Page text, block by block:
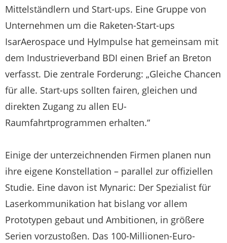
Mittelständlern und Start-ups. Eine Gruppe von
Unternehmen um die Raketen-Start-ups
IsarAerospace und HyImpulse hat gemeinsam mit
dem Industrieverband BDI einen Brief an Breton
verfasst. Die zentrale Forderung: „Gleiche Chancen
für alle. Start-ups sollten fairen, gleichen und
direkten Zugang zu allen EU-
Raumfahrtprogrammen erhalten.“
Einige der unterzeichnenden Firmen planen nun
ihre eigene Konstellation – parallel zur offiziellen
Studie. Eine davon ist Mynaric: Der Spezialist für
Laserkommunikation hat bislang vor allem
Prototypen gebaut und Ambitionen, in größere
Serien vorzustoßen. Das 100-Millionen-Euro-